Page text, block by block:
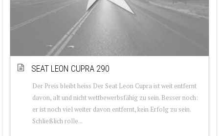
SEAT LEON CUPRA 290
Der Preis bleibt heiss Der Seat Leon Cupra ist weit entfernt
davon, alt und nicht wettbewerbsfähig zu sein. Besser noch:
er ist noch viel weiter davon entfernt, kein Erfolg zu sein.
Schließlich rolle...